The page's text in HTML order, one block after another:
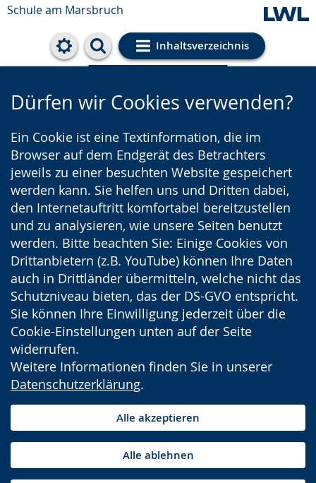
Schule am Marsbruch
Inhaltsverzeichnis
Cookie-Einstellungen
Dürfen wir Cookies verwenden?
Ein Cookie ist eine Textinformation, die im
Browser auf dem Endgerät des Betrachters
jeweils zu einer besuchten Website gespeichert
werden kann. Sie helfen uns und Dritten dabei,
den Internetauftritt komfortabel bereitzustellen
und zu analysieren, wie unsere Seiten benutzt
werden. Bitte beachten Sie: Einige Cookies von
Drittanbietern (z.B. YouTube) können Ihre Daten
auch in Drittländer übermitteln, welche nicht das
Schutzniveau bieten, das der DS-GVO entspricht.
Sie können Ihre Einwilligung jederzeit über die
Cookie-Einstellungen unten auf der Seite
widerrufen.
Weitere Informationen finden Sie in unserer
Datenschutzerklärung.
Alle akzeptieren
Alle ablehnen